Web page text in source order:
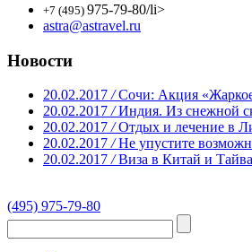
+7 (495) 975-79-80/li>
astra@astravel.ru
Новости
20.02.2017 / Сочи: Акция
20.02.2017 / Индия. Из снежной
20.02.2017 / Отдых и лечение в
20.02.2017 / Не упустите
20.02.2017 / Виза в Китай и
(495) 975-79-80